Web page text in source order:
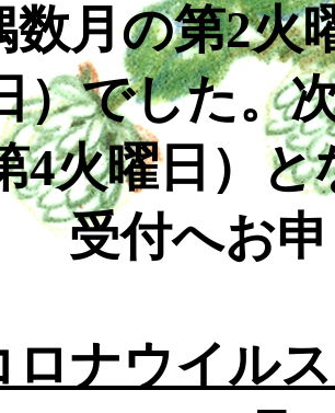
数月の第2火
）でした。
4火曜日）
受付へお
ロナウイルス